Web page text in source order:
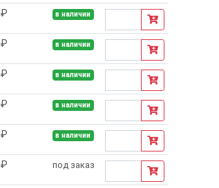
в наличии
в наличии
в наличии
в наличии
в наличии
под заказ